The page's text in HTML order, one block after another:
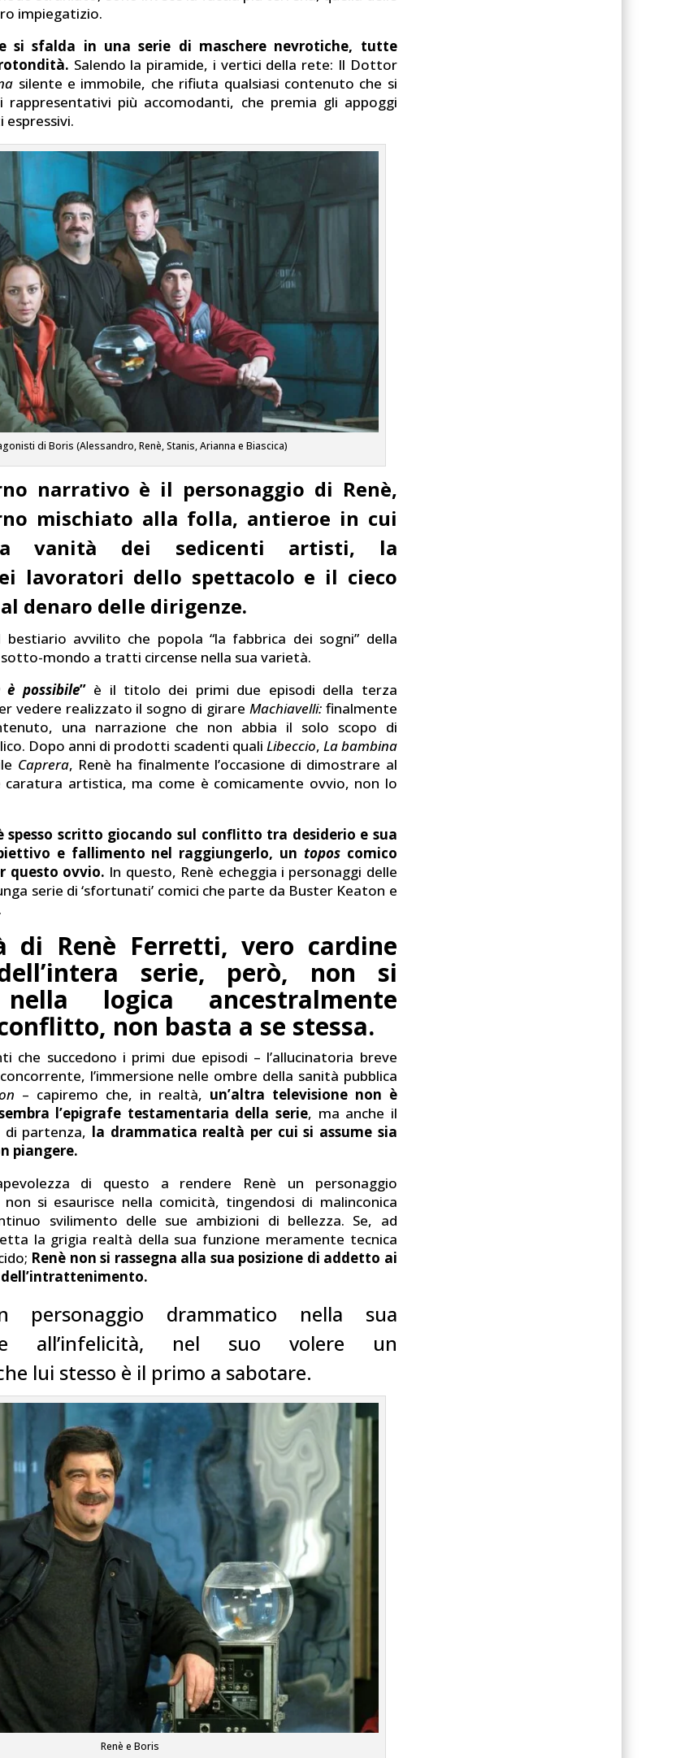
impiegatizio.
si sfalda in una serie di maschere nevrotiche, tutte
Salendo la piramide, i vertici della rete: Il Dottor
silente e immobile, che rifiuta qualsiasi contenuto che si
rappresentativi più accomodanti, che premia gli appoggi
espressivi.
di Boris (Alessandro, Renè, Stanis, Arianna e Biascica)
narrativo è il personaggio di Renè,
mischiato alla folla, antieroe in cui
la vanità dei sedicenti artisti, la
lavoratori dello spettacolo e il cieco
denaro delle dirigenze.
avvilito che popola “la fabbrica dei sogni” della
mondo a tratti circense nella sua varietà.
è possibile”è il titolo dei primi due episodi della terza
vedere realizzato il sogno di girare Machiavelli:finalmente
una narrazione che non abbia il solo scopo di
Dopo anni di prodotti scadenti quali Libeccio, La bambina
Caprera, Renè ha finalmente l’occasione di dimostrare al
caratura artistica, ma come è comicamente ovvio, non lo
spesso scritto giocando sul conflitto tra desiderio e sua
e fallimento nel raggiungerlo, un toposcomico
questo ovvio. In questo, Renè echeggia i personaggi delle
serie di ‘sfortunati’ comici che parte da Buster Keaton e
di Renè Ferretti, vero cardine
serie, però, non si
logica ancestralmente
non basta a se stessa.
che succedono i primi due episodi – l’allucinatoria breve
l’immersione nelle ombre della sanità pubblica
– capiremo che, in realtà, un’altra televisione non è
l’epigrafe testamentaria della serie, ma anche il
partenza, la drammatica realtà per cui si assume sia
piangere.
di questo a rendere Renè un personaggio
si esaurisce nella comicità, tingendosi di malinconica
svilimento delle sue ambizioni di bellezza. Se, ad
la grigia realtà della sua funzione meramente tecnica
Renè non si rassegna alla sua posizione di addetto ai
drammatico nella sua
all’infelicità, nel suo volere un
lui stesso è il primo a sabotare.
Renè e Boris